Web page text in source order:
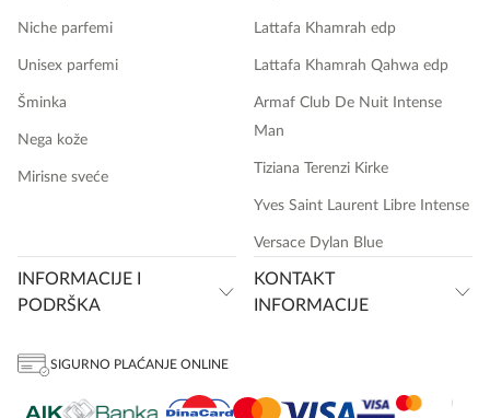
Niche parfemi
Unisex parfemi
Šminka
Nega kože
Mirisne sveće
Lattafa Khamrah edp
Lattafa Khamrah Qahwa edp
Armaf Club De Nuit Intense
Man
Tiziana Terenzi Kirke
Yves Saint Laurent Libre Intense
Versace Dylan Blue
INFORMACIJE I
PODRŠKA
KONTAKT
INFORMACIJE
SIGURNO PLAĆANJE ONLINE